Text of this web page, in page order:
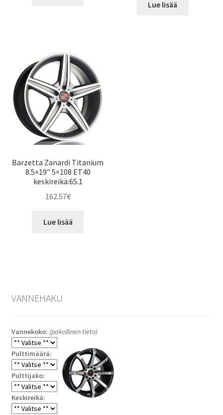
Lue lisää
Barzetta Zanardi Titanium
8.5×19″ 5×108 ET40
keskireikä:65.1
162.57€
Lue lisää
VANNEHAKU
Vannekoko: (pakollinen tieto)
Pulttimäärä:
Pulttijako:
Keskireikä: